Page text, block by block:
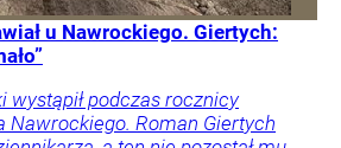
u Nawrockiego. Giertych:
wystąpił podczas rocznicy
Nawrockiego. Roman Giertych